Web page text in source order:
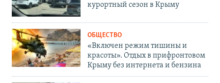
курортный сезон в Крыму
ОБЩЕСТВО
«Включен режим тишины и
красоты». Отдых в прифронтовом
Крыму без интернета и бензина